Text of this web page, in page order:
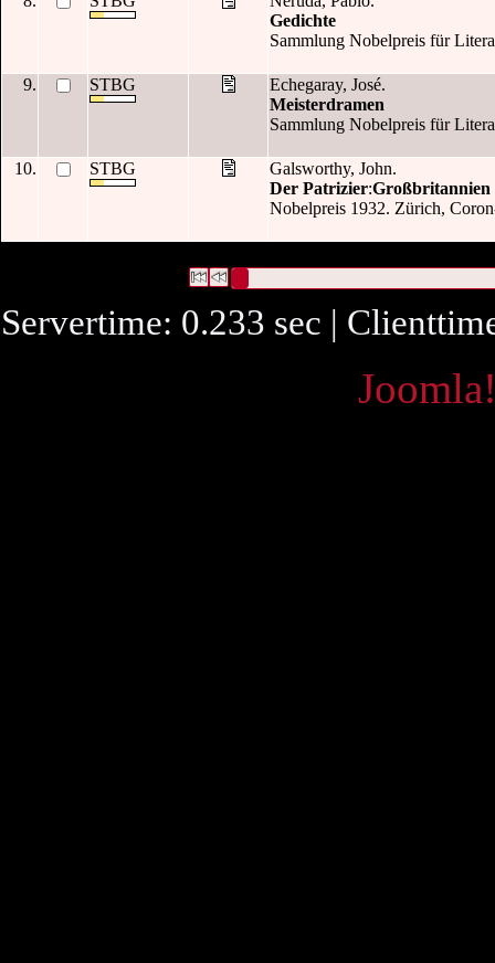
Gedichte
Sammlung Nobelpreis für
9. STBG
Echegaray, José.
Meisterdramen
Sammlung Nobelpreis für
10. STBG
Galsworthy, John.
Der Patrizier:Großbritannien
Nobelpreis 1932. Zürich,
Servertime: 0.233 sec |